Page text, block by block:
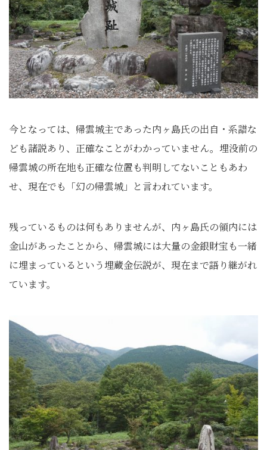
今となっては、帰雲城主であった内ヶ島氏の出自・系譜な
ども諸説あり、正確なことがわかっていません。埋没前の
帰雲城の所在地も正確な位置も判明してないこともあわ
せ、現在でも「幻の帰雲城」と言われています。
残っているものは何もありませんが、内ヶ島氏の領内には
金山があったことから、帰雲城には大量の金銀財宝も一緒
に埋まっているという埋蔵金伝説が、現在まで語り継がれ
ています。